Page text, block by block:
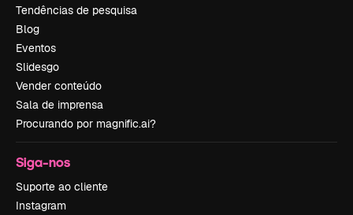
Tendências de pesquisa
Blog
Eventos
Slidesgo
Vender conteúdo
Sala de imprensa
Procurando por magnific.ai?
Siga-nos
Suporte ao cliente
Instagram